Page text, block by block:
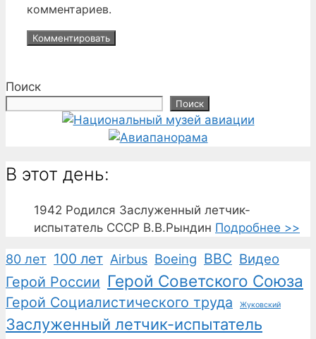
комментариев.
Поиск
Поиск
В этот день:
1942 Родился Заслуженный летчик-
испытатель СССР В.В.Рындин Подробнее >>
80 лет 100 лет Airbus Boeing ВВС Видео
Герой России Герой Советского Союза
Герой Социалистического труда Жуковский
Заслуженный летчик-испытатель